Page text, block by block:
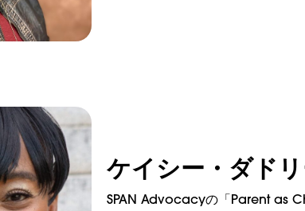
ケイシー・ダド
SPAN Advocacyの「Parent as